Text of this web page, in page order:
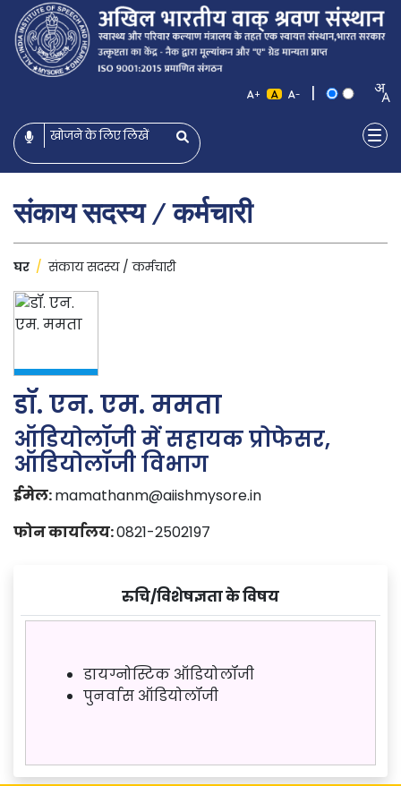
+ - |
संकाय सदस्य / कर्मचारी
घर / संकाय सदस्य / कर्मचारी
डॉ. एन. एम. ममता
ऑडियोलॉजी में सहायक प्रोफेसर,
ऑडियोलॉजी विभाग
ईमेल:mamathanm@aiishmysore.in
फोन कार्यालय:0821-2502197
रुचि/विशेषज्ञता के विषय
डायग्नोस्टिक ऑडियोलॉजी
पुनर्वास ऑडियोलॉजी